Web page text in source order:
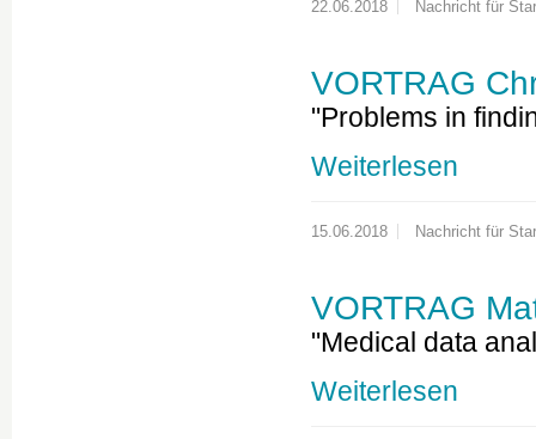
22.06.2018 Nachricht für
VORTRAG
"Problems in
Weiterlesen
15.06.2018 Nachricht für
VORTRAG
"Medical data
Weiterlesen